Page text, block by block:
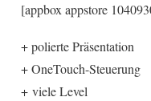
[appbox appstore
+ polierte Präsentation
+ OneTouch-Steuerung
+ viele Level